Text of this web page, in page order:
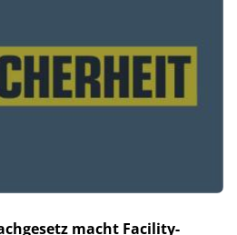
macht Facility-